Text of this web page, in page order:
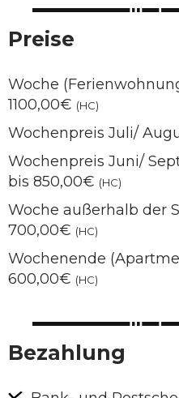
Preise
Woche
1100,00€ (HC)
Wochenpreis Juli/
Wochenpreis Juni/
bis 850,00€ (HC)
Woche außerhalb der
700,00€ (HC)
Wochenende
600,00€ (HC)
Bezahlung